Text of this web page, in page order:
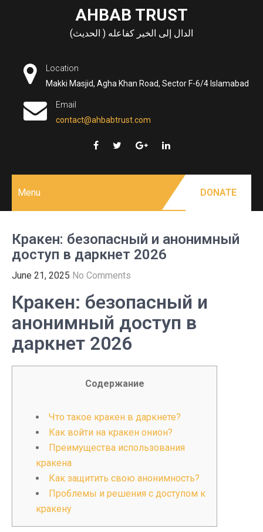
AHBAB TRUST
الدال إلى الخير كفاعله ( الحديث)
Location
Makki Masjid, Agha Khan Road, Sector F-6/4 Islamabad
Email
contact@ahbabtrust.com
Menu DONATE
Кракен: безопасный и анонимный
доступ в даркнет 2026
June 21, 2025 No Comments
Кракен: безопасный и
анонимный доступ в
даркнет 2026
Содержание
Что такое кракен в даркнете?
Как войти на кракен онион?
Преимущества использования
кракена
Как защитить свою анонимность?
Проблемы и решения с доступом к
кракену